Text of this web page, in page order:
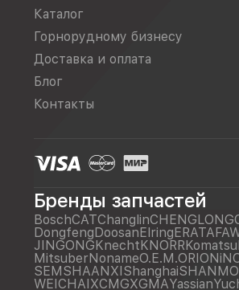
Каталог
Горнорудному бизнесу
Доставка и оплата
Блог
Контакты
Бренды запчастей
BoschCATChanglinCHENGLONG
DongfengDoosanElringERATA
JINGONGKnechtKNORRKomatsu
MitsuberNonameO.E.M.
SEMSHAANXIShanghai
WEICHAIXCMGXGMAYassian